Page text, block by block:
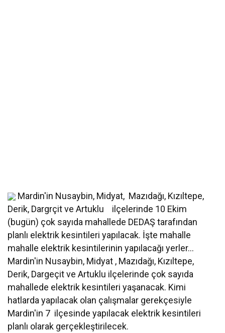
Mardin'in Nusaybin, Midyat, Mazıdağı, Kızıltepe,
Derik, Dargrçit ve Artuklu ilçelerinde 10 Ekim
(bugün) çok sayıda mahallede DEDAŞ tarafından
planlı elektrik kesintileri yapılacak. İşte mahalle
mahalle elektrik kesintilerinin yapılacağı yerler…
Mardin'in Nusaybin, Midyat , Mazıdağı, Kızıltepe,
Derik, Dargeçit ve Artuklu ilçelerinde çok sayıda
mahallede elektrik kesintileri yaşanacak. Kimi
hatlarda yapılacak olan çalışmalar gerekçesiyle
Mardin'in 7 ilçesinde yapılacak elektrik kesintileri
planlı olarak gerçekleştirilecek.